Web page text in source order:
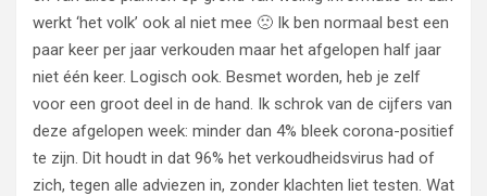
werkt ‘het volk’ ook al niet mee 🙁 Ik ben normaal best een
paar keer per jaar verkouden maar het afgelopen half jaar
niet één keer. Logisch ook. Besmet worden, heb je zelf
voor een groot deel in de hand. Ik schrok van de cijfers van
deze afgelopen week: minder dan 4% bleek corona-positief
te zijn. Dit houdt in dat 96% het verkoudheidsvirus had of
zich, tegen alle adviezen in, zonder klachten liet testen. Wat